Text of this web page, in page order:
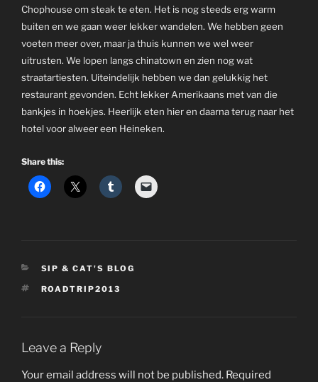
Chophouse om steak te eten. Het is nog steeds erg warm
buiten en we gaan weer lekker wandelen. We hebben geen
voeten meer over, maar ja thuis kunnen we wel weer
uitrusten. We lopen langs chinatown en zien nog wat
straatartiesten. Uiteindelijk hebben we dan gelukkig het
restaurant gevonden. Echt lekker Amerikaans met van die
bankjes in hoekjes. Heerlijk eten hier en daarna terug naar het
hotel voor alweer een Heineken.
Share this:
CATEGORIES
SIP & CAT'S BLOG
TAGS
ROADTRIP2013
Leave a Reply
Your email address will not be published. Required